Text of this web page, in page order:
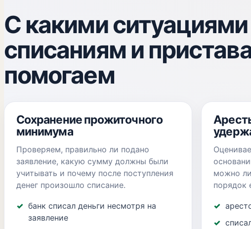
С какими
списаниям и
помогаем
Сохранение прожиточного
минимума
Проверяем, правильно ли подано
заявление, какую сумму должны были
учитывать и почему после поступления
денег произошло списание.
банк списал деньги несмотря на
заявление
можно
порядок